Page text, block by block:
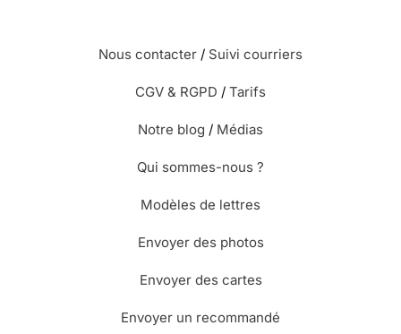
Nous contacter / Suivi courriers
CGV & RGPD / Tarifs
Notre blog / Médias
Qui sommes-nous ?
Modèles de lettres
Envoyer des photos
Envoyer des cartes
Envoyer un recommandé